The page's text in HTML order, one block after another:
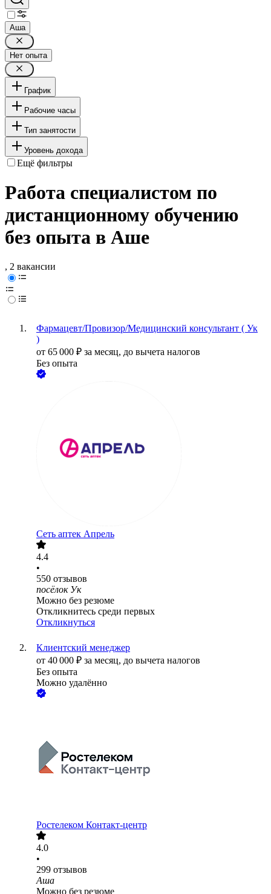
Аша
Нет опыта
График
Рабочие часы
Тип занятости
Уровень дохода
Ещё фильтры
Работа специалистом по
дистанционному обучению
без опыта в Аше
, 2 вакансии
Фармацевт/Провизор/Медицинский консультант ( Ук
)
от 65 000 ₽ за месяц, до вычета налогов
Без опыта
Сеть аптек Апрель
4.4
•
550 отзывов
посёлок Ук
Можно без резюме
Откликнитесь среди первых
Откликнуться
Клиентский менеджер
от 40 000 ₽ за месяц, до вычета налогов
Без опыта
Можно удалённо
Ростелеком Контакт-центр
4.0
•
299 отзывов
Аша
Можно без резюме